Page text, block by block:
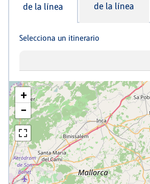
de la línea de la línea